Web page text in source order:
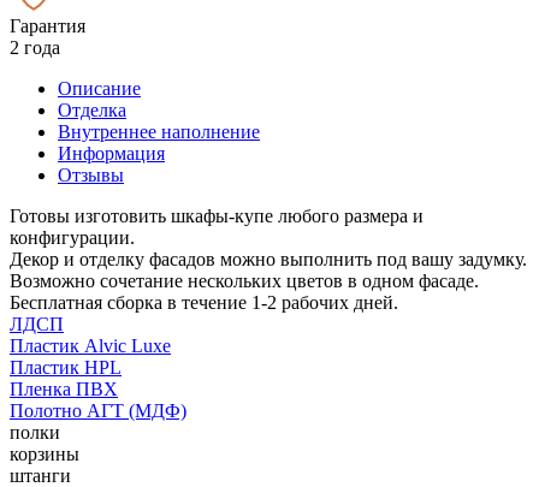
Гарантия
2 года
Описание
Отделка
Внутреннее наполнение
Информация
Отзывы
Готовы изготовить шкафы-купе любого размера и
конфигурации.
Декор и отделку фасадов можно выполнить под вашу задумку.
Возможно сочетание нескольких цветов в одном фасаде.
Бесплатная сборка в течение 1-2 рабочих дней.
ЛДСП
Пластик Alvic Luxe
Пластик HPL
Пленка ПВХ
Полотно АГТ (МДФ)
полки
корзины
штанги